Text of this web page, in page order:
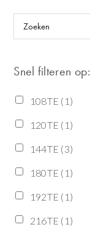
Primaire
Sidebar
Zoeken
Snel filteren op:
108TE (1)
120TE (1)
144TE (3)
180TE (1)
192TE (1)
216TE (1)